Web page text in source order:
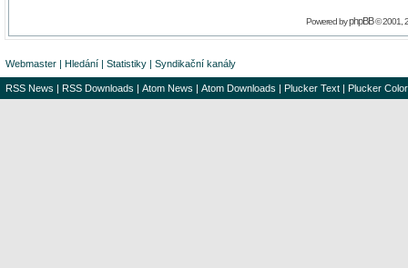
Powered byphpBB© 2001,
Webmaster | Hledání | Statistiky | Syndikační kanály
RSS News | RSS Downloads | Atom News | Atom Downloads | Plucker Text | Plucker Color